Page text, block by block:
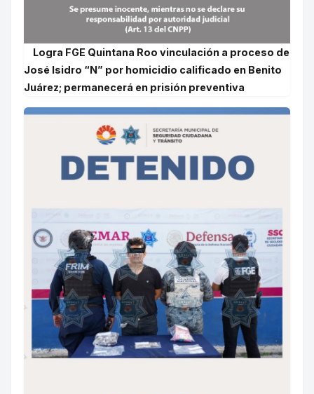
Logra FGE Quintana Roo vinculación a proceso de
José Isidro “N” por homicidio calificado en Benito
Juárez; permanecerá en prisión preventiva